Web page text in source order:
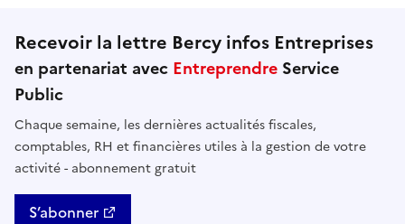
Recevoir la lettre Bercy infos Entreprises
en partenariat avec Entreprendre Service
Public
Chaque semaine, les dernières actualités fiscales,
comptables, RH et financières utiles à la gestion de votre
activité - abonnement gratuit
S’abonner